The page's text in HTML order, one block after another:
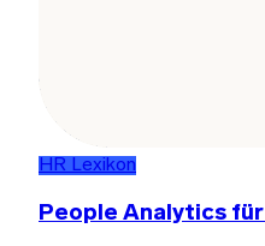
HR Lexikon
People Analytics